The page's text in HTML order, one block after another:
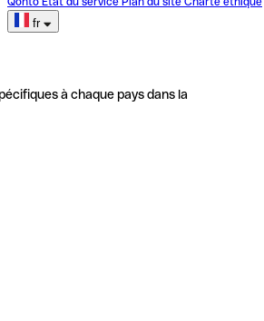
fr
à chaque pays dans la